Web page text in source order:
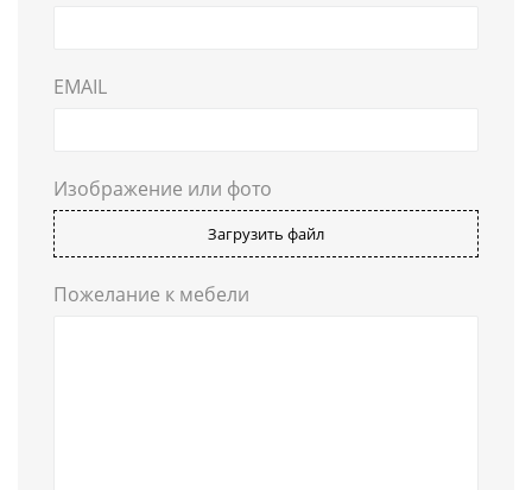
EMAIL
Изображение или фото
Загрузить файл
Пожелание к мебели